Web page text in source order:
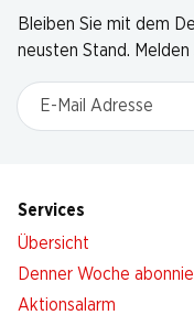
Bleiben Sie mit dem
neusten Stand.
E-Mail Adresse
Services
Übersicht
Denner Woche
Aktionsalarm